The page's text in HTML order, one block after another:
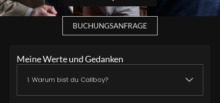
BUCHUNGSANFRAGE
Meine Werte und Gedanken
1. Warum bist du Callboy?